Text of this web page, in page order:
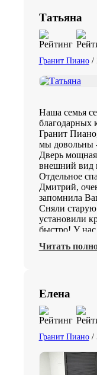
Татьяна
Гранит Пиано/
Наша семья
благодарных
Гранит
мы довольны -
Дверь
внешний вид
Отдельное
Дмитрий,
запомнила
Сняли
установили
быстро! У нас
работы
большие
вашу бригаду
а да, чуть не
руководства
Читать
Елена
Гранит Пиано/